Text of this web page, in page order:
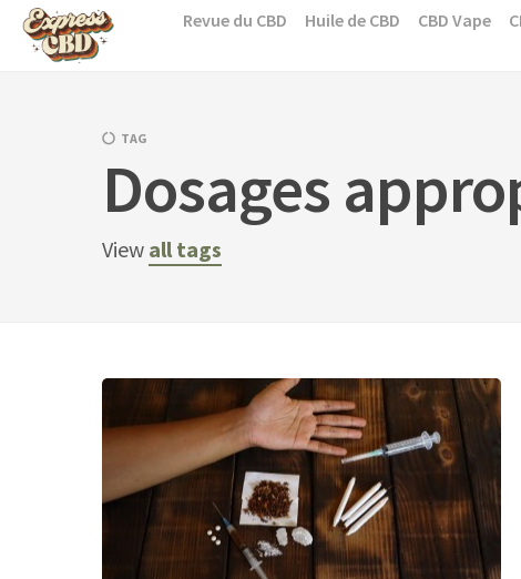
Skip
Revue du CBD Huile de CBD CBD Vape
TAG
Dosages
View all tags